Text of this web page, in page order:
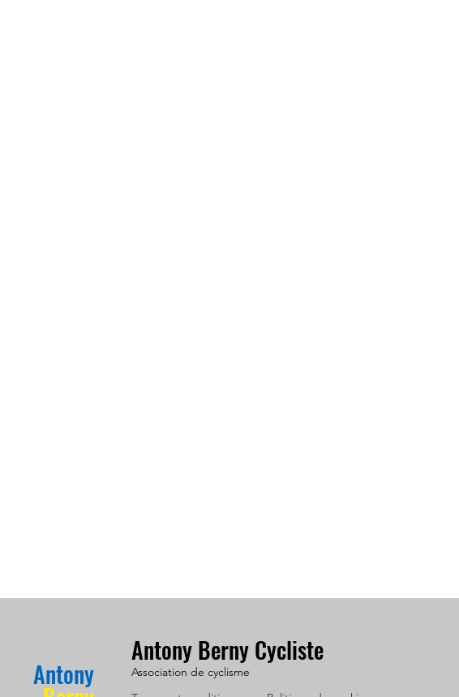
Antony Berny Cycliste
Antony
Association de cyclisme